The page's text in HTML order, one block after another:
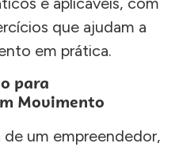
que ajudam a
em prática.
para
Movimento
um empreendedor,